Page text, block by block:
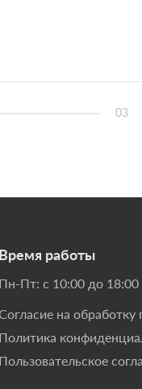
03
Время работы
Пн-Пт: с 10:00 до 18:00
на
Политика
Пользовательское